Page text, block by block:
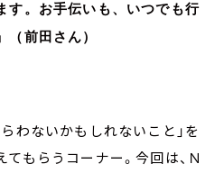
す。お手伝いも、いつでも行
（前田さん）
わないかもしれないこと」を
もらうコーナー。今回は、Ｎ